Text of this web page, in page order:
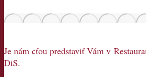
Je nám cťou predstaviť Vám v
DiS.